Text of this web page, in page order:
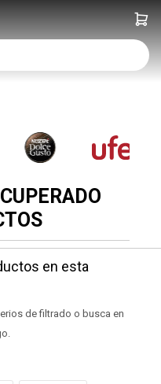
en esta
de filtrado o busca en